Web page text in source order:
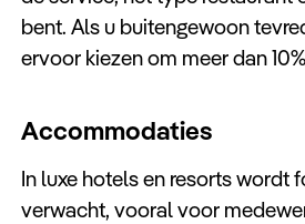
bent. Als u buitengewoon
ervoor kiezen om meer dan
Accommodaties
In luxe hotels en resorts wordt
verwacht, vooral voor